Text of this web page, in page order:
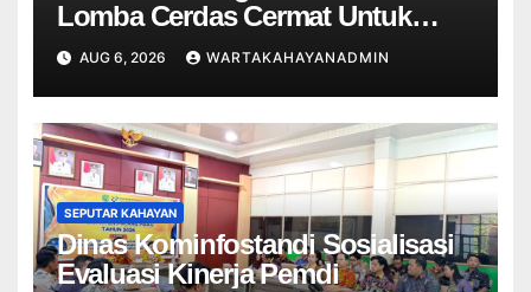
Lomba Cerdas Cermat Untuk
Pelajar
AUG 6, 2026 WARTAKAHAYANADMIN
SEPUTAR KAHAYAN
Dinas Kominfostandi Sosialisasi
Evaluasi Kinerja Pemdi